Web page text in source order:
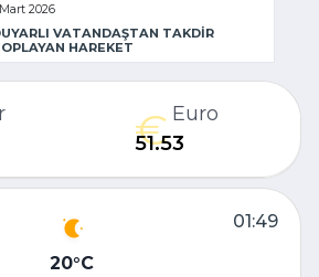
2026
VATANDAŞTAN TAKDİR
HAREKET
Euro
51.53
01:49
20 C